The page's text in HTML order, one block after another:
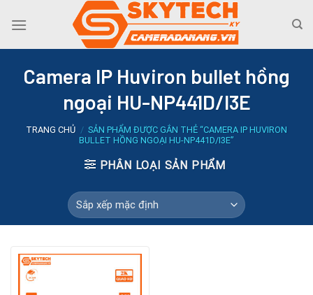
Camera IP Huviron bullet hồng
ngoại HU-NP441D/I3E
TRANG CHỦ / SẢN PHẨM ĐƯỢC GẮN THẺ “CAMERA IP HUVIRON
BULLET HỒNG NGOẠI HU-NP441D/I3E”
PHÂN LOẠI SẢN PHẨM